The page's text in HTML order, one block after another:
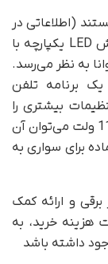
(اطلاعاتی در
مورد جنس آن‌ها وجود ندارد)، و صفحه نمایش LED یکپارچه با
به نظر می‌رسد.
برنامه تلفن
بیشتری را
انجام دهید. با استفاده از یک پریز معمولی 110 ولت می‌توان آن
آماده برای سواری به
و ارائه کمک
هزینه خرید، به
داشته باشد